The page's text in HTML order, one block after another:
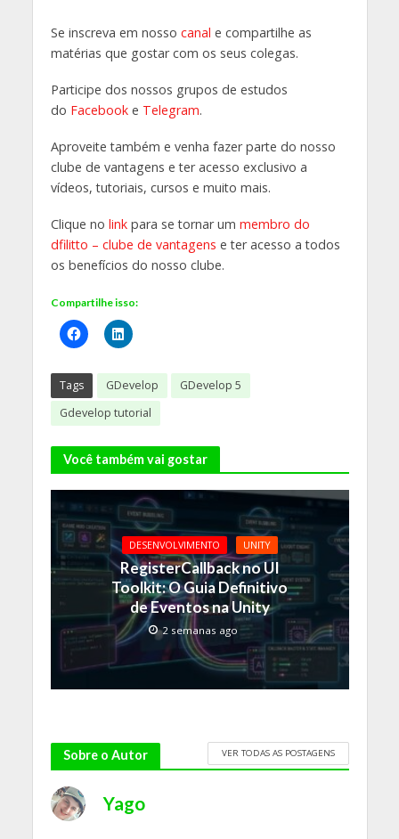
Se inscreva em nosso canal e compartilhe as
matérias que gostar com os seus colegas.
Participe dos nossos grupos de estudos
do Facebooke Telegram.
Aproveite também e venha fazer parte do nosso
clube de vantagens e ter acesso exclusivo a
vídeos, tutoriais, cursos e muito mais.
Clique no linkpara se tornar um membro do
dfilitto – clube de vantagens e ter acesso a todos
os benefícios do nosso clube.
Compartilhe isso:
Tags GDevelop
GDevelop 5
Gdevelop tutorial
Você também vai gostar
DESENVOLVIMENTO UNITY
RegisterCallback no UI
Toolkit: O Guia Definitivo
de Eventos na Unity
2 semanas ago
Sobre o Autor VER TODAS AS POSTAGENS
Yago